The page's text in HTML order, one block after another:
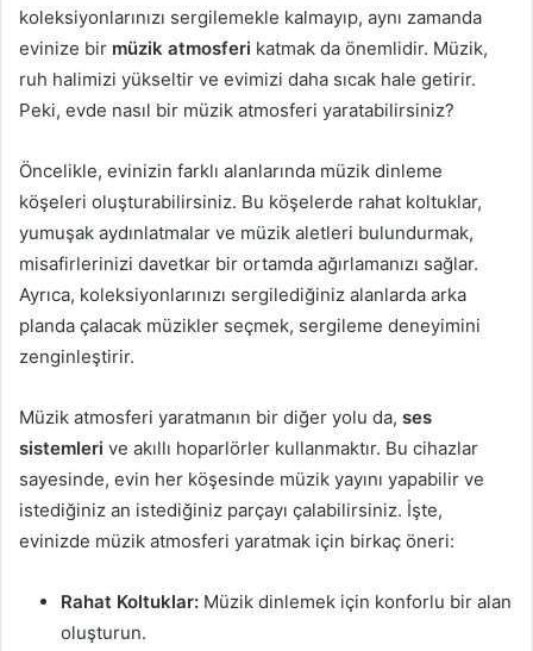
koleksiyonlarınızı sergilemekle kalmayıp, aynı zamanda
evinize bir müzik atmosferi katmak da önemlidir. Müzik,
ruh halimizi yükseltir ve evimizi daha sıcak hale getirir.
Peki, evde nasıl bir müzik atmosferi yaratabilirsiniz?
Öncelikle, evinizin farklı alanlarında müzik dinleme
köşeleri oluşturabilirsiniz. Bu köşelerde rahat koltuklar,
yumuşak aydınlatmalar ve müzik aletleri bulundurmak,
misafirlerinizi davetkar bir ortamda ağırlamanızı sağlar.
Ayrıca, koleksiyonlarınızı sergilediğiniz alanlarda arka
planda çalacak müzikler seçmek, sergileme deneyimini
zenginleştirir.
Müzik atmosferi yaratmanın bir diğer yolu da, ses
sistemleri ve akıllı hoparlörler kullanmaktır. Bu cihazlar
sayesinde, evin her köşesinde müzik yayını yapabilir ve
istediğiniz an istediğiniz parçayı çalabilirsiniz. İşte,
evinizde müzik atmosferi yaratmak için birkaç öneri:
Rahat Koltuklar: Müzik dinlemek için konforlu bir alan
oluşturun.